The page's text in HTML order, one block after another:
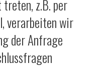
z.B. per
verarbeiten wir
der Anfrage